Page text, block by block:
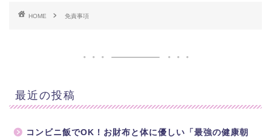
HOME 免責事項
最近の投稿
コンビニ飯でOK！お財布と体に優しい「最強の健康朝